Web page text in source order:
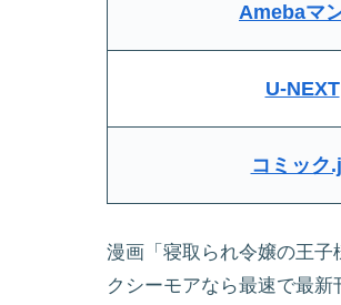
Amebaマ
U-NEXT
コミック
漫画「寝取られ令嬢の王
クシーモアなら最速で最新